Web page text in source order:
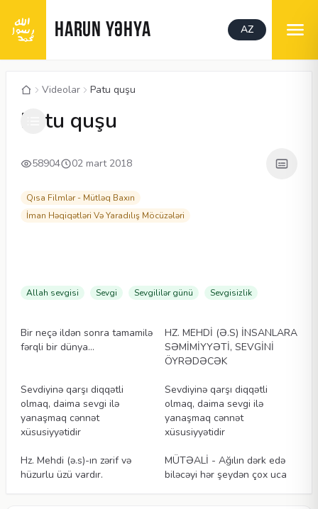
HARUN YƏHYA AZ
Videolar Patu quşu
CC 00:04 / 01:52
Patu quşu
58904 02 mart 2018
Qısa Filmlər - Mütləq Baxın
İman Həqiqətləri Və Yaradılış Möcüzələri
Allah sevgisi Sevgi Sevgililər günü Sevgisizlik
Bir neçə ildən sonra tamamilə
fərqli bir dünya…
HZ. MEHDİ (Ə.S) İNSANLARA
SƏMİMİYYƏTİ, SEVGİNİ
ÖYRƏDƏCƏK
Sevdiyinə qarşı diqqətli
olmaq, daima sevgi ilə
yanaşmaq cənnət
xüsusiyyətidir
Sevdiyinə qarşı diqqətli
olmaq, daima sevgi ilə
yanaşmaq cənnət
xüsusiyyətidir
Hz. Mehdi (ə.s)-ın zərif və
hüzurlu üzü vardır.
MÜTƏALİ - Ağılın dərk edə
biləcəyi hər şeydən çox uca